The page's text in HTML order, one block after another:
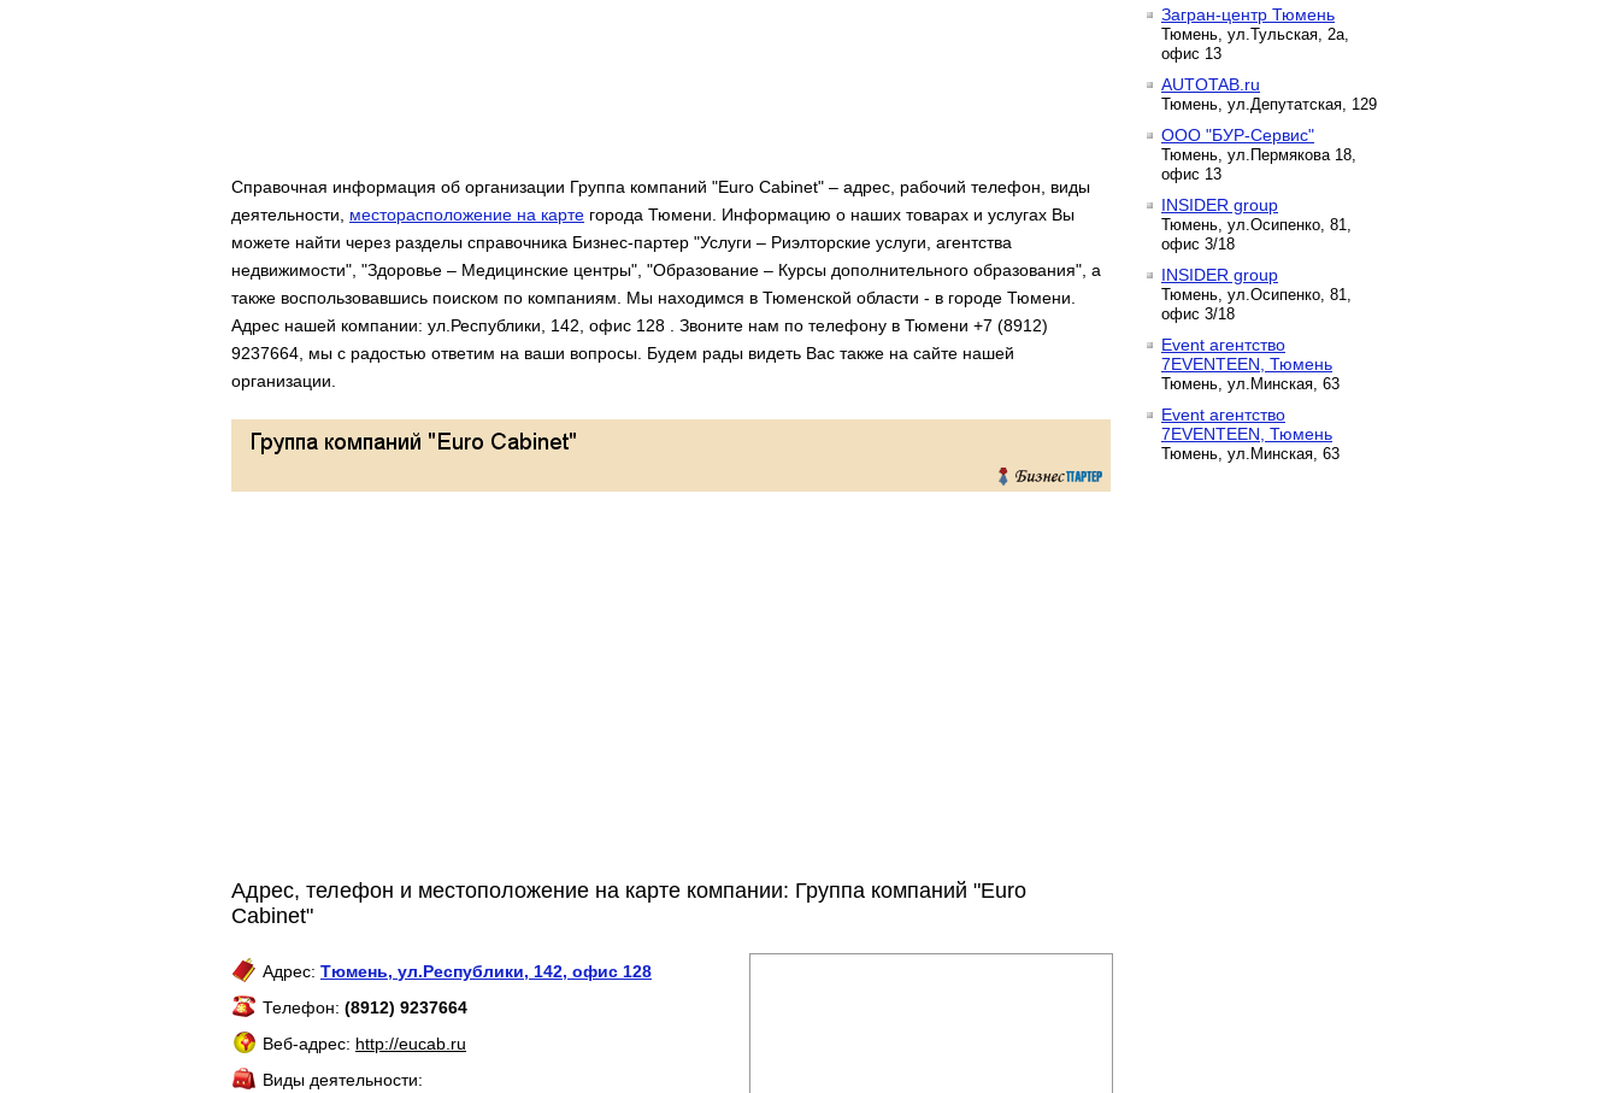
Справочная информация об организации Группа компаний "Euro Cabinet" – адрес, рабочий телефон, виды
деятельности, месторасположение на карте города Тюмени. Информацию о наших товарах и услугах Вы
можете найти через разделы справочника Бизнес-партер "Услуги – Риэлторские услуги, агентства
недвижимости", "Здоровье – Медицинские центры", "Образование – Курсы дополнительного образования", а
также воспользовавшись поиском по компаниям. Мы находимся в Тюменской области - в городе Тюмени.
Адрес нашей компании: ул.Республики, 142, офис 128 . Звоните нам по телефону в Тюмени +7 (8912)
9237664, мы с радостью ответим на ваши вопросы. Будем рады видеть Вас также на сайте нашей
организации.
Адрес, телефон и местоположение на карте компании: Группа компаний "Euro
Cabinet"
Адрес: Тюмень, ул.Республики, 142, офис 128
Телефон: (8912) 9237664
Веб-адрес: http://eucab.ru
Виды деятельности:
Загран-центр Тюмень
Тюмень, ул.Тульская, 2а,
офис 13
AUTOTAB.ru
Тюмень, ул.Депутатская, 129
ООО "БУР-Сервис"
Тюмень, ул.Пермякова 18,
офис 13
INSIDER group
Тюмень, ул.Осипенко, 81,
офис 3/18
INSIDER group
Тюмень, ул.Осипенко, 81,
офис 3/18
Event агентство
7EVENTEEN, Тюмень
Тюмень, ул.Минская, 63
Event агентство
7EVENTEEN, Тюмень
Тюмень, ул.Минская, 63